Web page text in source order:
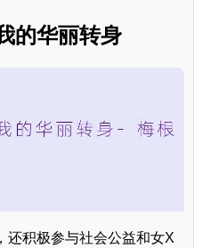
的华丽转身
还积极参与社会公益和女X